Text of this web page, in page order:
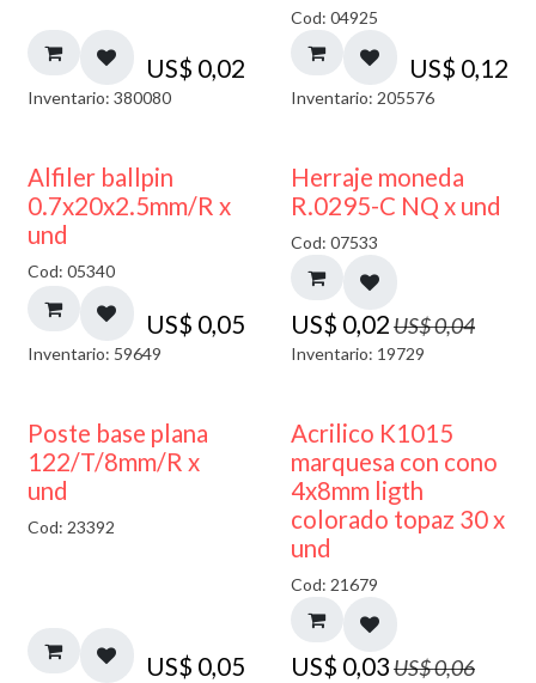
US$ 0,02
Inventario: 380080
Cod: 04925
US$ 0,12
Inventario: 205576
Alfiler ballpin
0.7x20x2.5mm/R x
und
Cod: 05340
US$ 0,05
Inventario: 59649
50% DESCUENTO
Herraje moneda
R.0295-C NQ x und
Cod: 07533
US$ 0,02US$0,04
Inventario: 19729
Poste base plana
122/T/8mm/R x
und
Cod: 23392
US$ 0,05
50% DESCUENTO
Acrilico K1015
marquesa con cono
4x8mm ligth
colorado topaz 30 x
und
Cod: 21679
US$ 0,03US$0,06